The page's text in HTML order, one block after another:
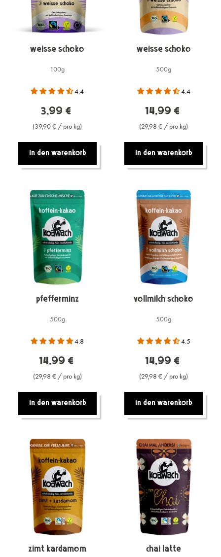
Weisse Schoko
100g
4.4
3,99 €
(39,90 € / pro kg)
In den warenkorb
Weisse Schoko
500g
4.4
14,99 €
(29,98 € / pro kg)
In den warenkorb
Pfefferminz
500g
4.8
14,99 €
(29,98 € / pro kg)
In den warenkorb
Vollmilch Schoko
500g
4.5
14,99 €
(29,98 € / pro kg)
In den warenkorb
Zimt Kardamom Chai Latte